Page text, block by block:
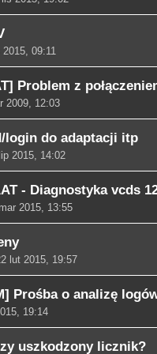
09:11
Problem z
2009, 12:03
login do adaptacji itp
2015, 14:02
- Diagnostyka vcds
2015, 13:55
lut 2015, 19:57
Prośba o analizę
19:14
uszkodzony licznik?